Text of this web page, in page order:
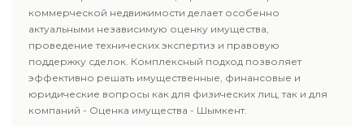
коммерческой недвижимости делает особенно
актуальными независимую оценку имущества,
проведение технических экспертиз и правовую
поддержку сделок. Комплексный подход позволяет
эффективно решать имущественные, финансовые и
юридические вопросы как для физических лиц, так и для
компаний - Оценка имущества - Шымкент.